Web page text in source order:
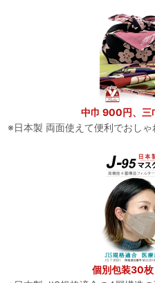
中巾 900円、
※日本製 両面使えて便利でおしゃ
個別包装30